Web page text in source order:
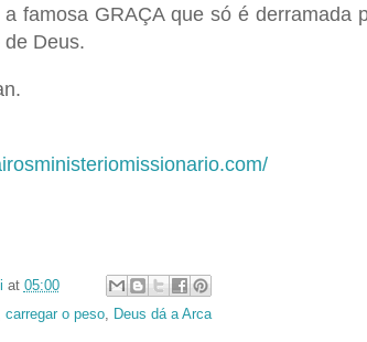
famosa GRAÇA que só é derramada
de Deus.
at 05:00
carregar o peso, Deus dá a Arca